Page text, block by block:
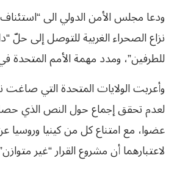
ودعا مجلس الأمن الدولي الى
نزاع الصحراء الغربية للتوصل إلى حلّ
للطرفين”، ومدد مهمة الأمم المتحدة
وأعربت الولايات المتحدة التي
عضوا، مع امتناع كل من كينيا
لاعتبارهما أن مشروع القرار “غير